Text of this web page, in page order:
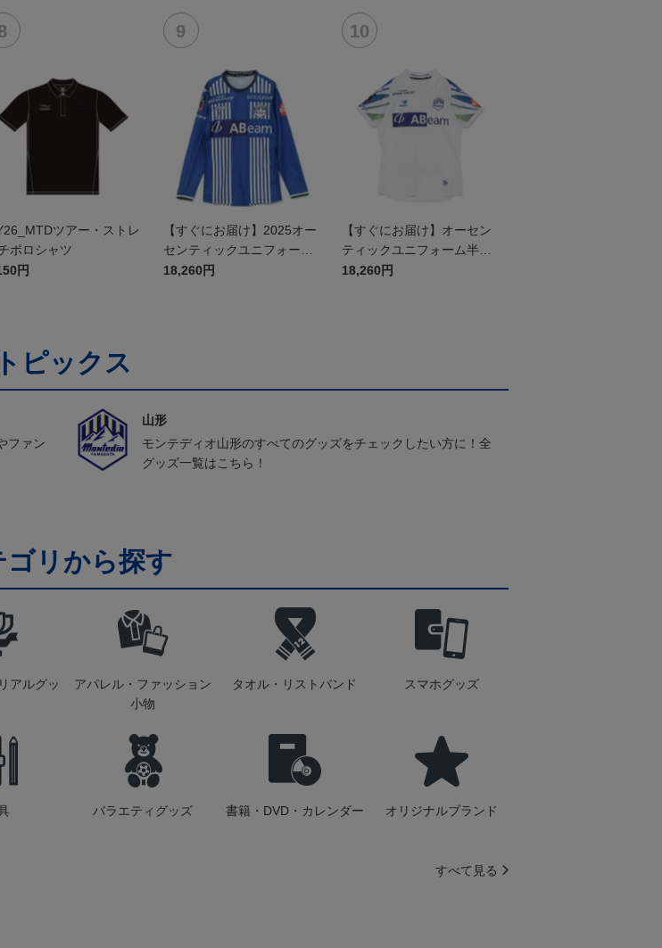
ツアー・ストレ
ポロシャツ
円
【すぐにお届け】2025オー
センティックユニフォーム
FP1st（長袖）
18,260円
【すぐにお届け】オーセン
ティックユニフォーム半袖
（2026百年構想リーグ）F
18,260円
トピックス
ファン
山形
モンテディオ山形のすべてのグッズをチェックしたい方に！全
グッズ一覧はこちら！
ゴリから探す
アルグッ
アパレル・ファッション
小物
タオル・リストバンド スマホグッズ
バラエティグッズ 書籍・DVD・カレンダー オリジナルブランド
すべて見る